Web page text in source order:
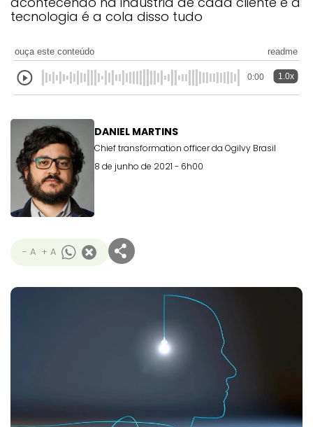
tecnologia é a cola disso tudo
ouça este conteúdo readme
0:00 1.0x
DANIEL MARTINS
Chief transformation officer da Ogilvy Brasil
8 de junho de 2021 - 6h00
- A + A